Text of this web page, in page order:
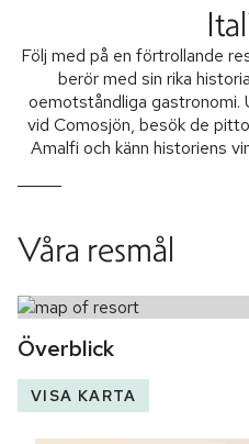
Följ med på en förtrollande
berör med sin rika
oemotståndliga gastronomi.
vid Comosjön, besök de
Amalfi och känn historiens
Våra resmål
Överblick
VISA KARTA